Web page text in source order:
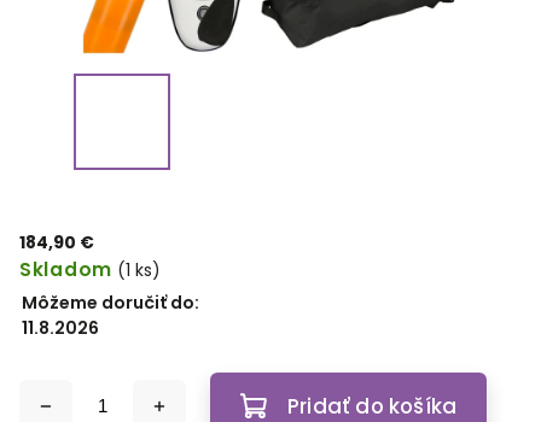
184,90 €
Skladom (1 ks)
Môžeme doručiť do:
11.8.2026
Pridať do košíka